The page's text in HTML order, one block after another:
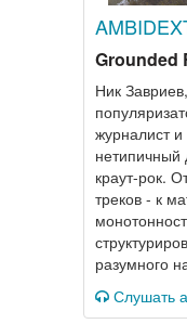
Grounded
Ник
журналист
нетипичный
краут-рок.
треков - к
разумного
Слушать